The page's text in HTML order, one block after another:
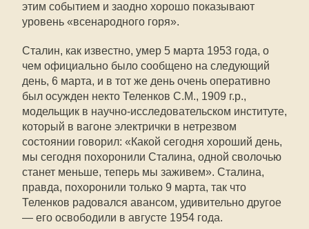
этим событием и заодно хорошо показывают
уровень «всенародного горя».
Сталин, как известно, умер 5 марта 1953 года, о
чем официально было сообщено на следующий
день, 6 марта, и в тот же день очень оперативно
был осужден некто Теленков С.М., 1909 г.р.,
модельщик в научно-исследовательском институте,
который в вагоне электрички в нетрезвом
состоянии говорил: «Какой сегодня хороший день,
мы сегодня похоронили Сталина, одной сволочью
станет меньше, теперь мы заживем». Сталина,
правда, похоронили только 9 марта, так что
Теленков радовался авансом, удивительно другое
— его освободили в августе 1954 года.